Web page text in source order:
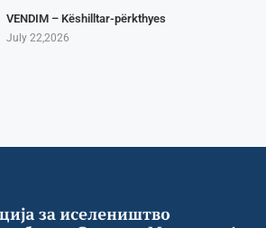
VENDIM – Këshilltar-përkthyes
July 22,2026